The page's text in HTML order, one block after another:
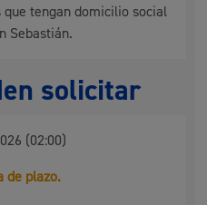
tengan domicilio social
Sebastián.
solicitar
(02:00)
de plazo.